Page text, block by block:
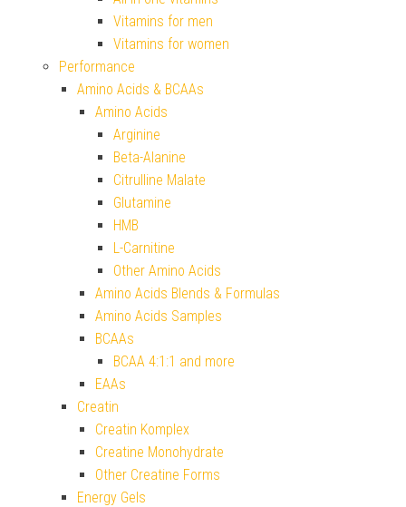
Vitamins for men
Vitamins for women
Performance
Amino Acids & BCAAs
Amino Acids
Arginine
Beta-Alanine
Citrulline Malate
Glutamine
HMB
L-Carnitine
Other Amino Acids
Amino Acids Blends & Formulas
Amino Acids Samples
BCAAs
BCAA 4:1:1 and more
EAAs
Creatin
Creatin Komplex
Creatine Monohydrate
Other Creatine Forms
Energy Gels